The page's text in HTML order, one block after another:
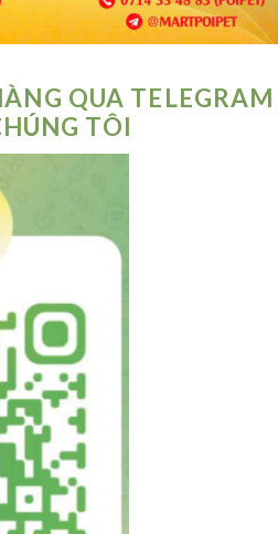
QUA TELEGRAM
TÔI